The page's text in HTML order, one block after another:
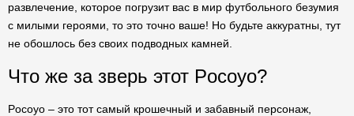
развлечение, которое погрузит вас в мир футбольного безумия
с милыми героями, то это точно ваше! Но будьте аккуратны, тут
не обошлось без своих подводных камней.
Что же за зверь этот Pocoyo?
Pocoyo – это тот самый крошечный и забавный персонаж,